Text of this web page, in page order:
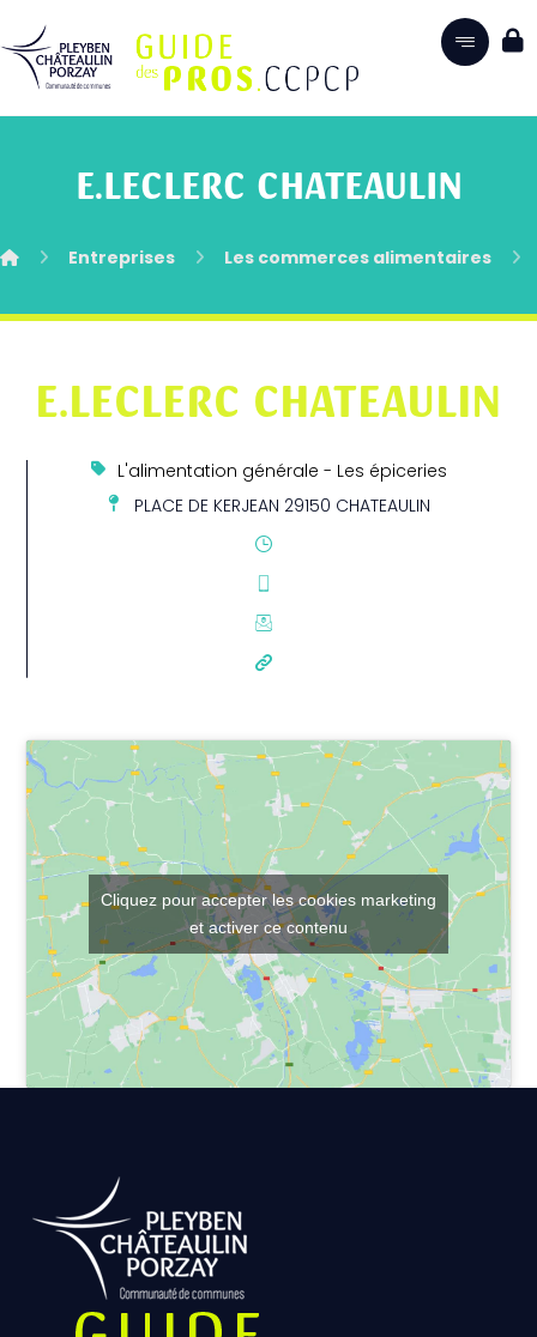
E.LECLERC CHATEAULIN
Entreprises Les commerces alimentaires
E.LECLERC CHATEAULIN
L'alimentation générale - Les épiceries
PLACE DE KERJEAN 29150 CHATEAULIN
Cliquez pour accepter les cookies marketing
et activer ce contenu